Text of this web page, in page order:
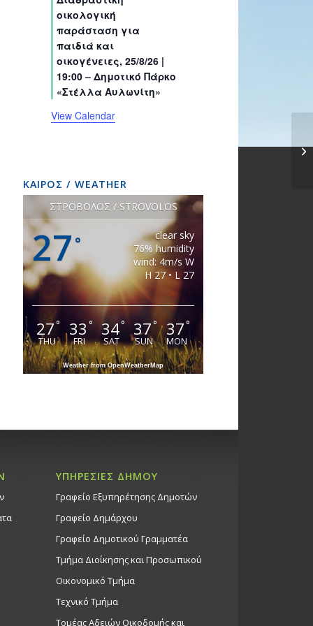
sssss
t
s
t
s
t
s
t
s
t
s
t
s
οικολογική
παράσταση για
παιδιά και
οικογένειες, 25/8/26 |
19:00 – Δημοτικό Πάρκο
«Στέλλα Αυλωνίτη»
View Calendar
ΚΑΙΡΟΣ / WEATHER
ΣΤΡΟΒΟΛΟΣ / STROVOLOS
27 °
clear sky
76% humidity
wind: 4m/s W
H 27 • L 27
27°
THU
33°
FRI
34°
SAT
37°
SUN
37°
MON
Weather from OpenWeatherMap
ΥΠΗΡΕΣΙΕΣ ΔΗΜΟΥ
Γραφείο Εξυπηρέτησης Δημοτών
Γραφείο Δημάρχου
Γραφείο Δημοτικού Γραμματέα
Τμήμα Διοίκησης και Προσωπικού
Οικονομικό Τμήμα
Τεχνικό Τμήμα
Τομέας Αδειών Οικοδομής και